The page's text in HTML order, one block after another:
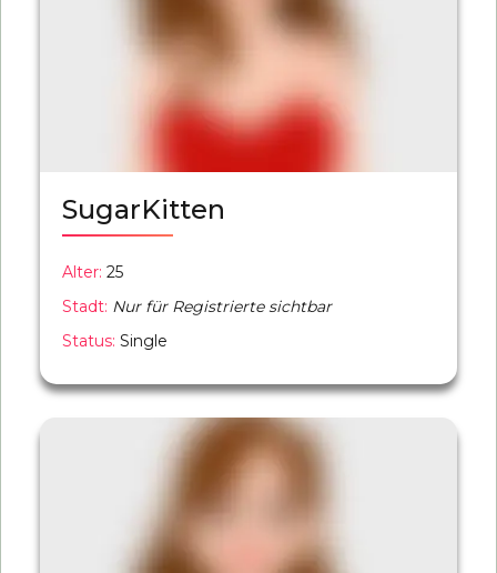
SugarKitten
Alter: 25
Stadt: Nur für Registrierte sichtbar
Status: Single